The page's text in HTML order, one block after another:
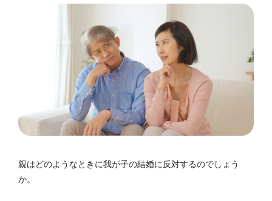
親はどのようなときに我が子の結婚に反対するのでしょう
か。